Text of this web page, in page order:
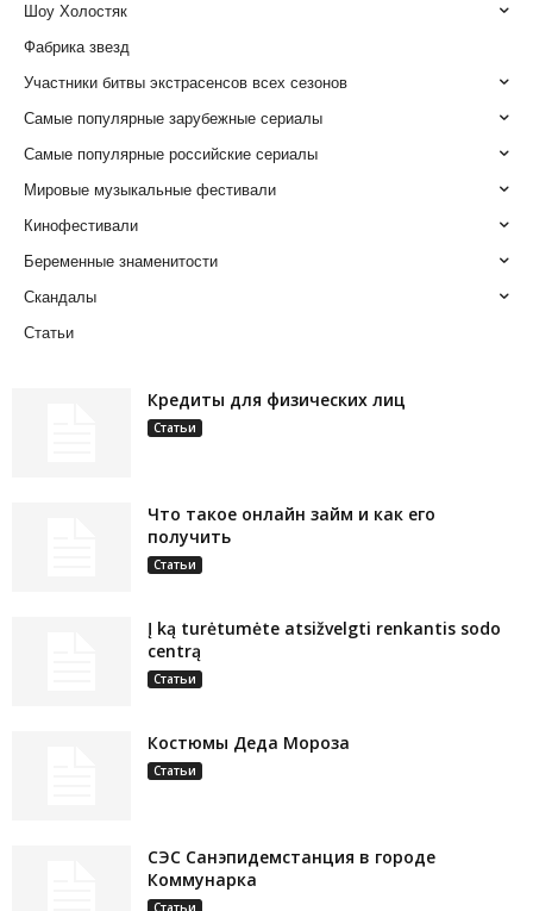
Шоу Холостяк
Фабрика звезд
Участники битвы экстрасенсов всех сезонов
Самые популярные зарубежные сериалы
Самые популярные российские сериалы
Мировые музыкальные фестивали
Кинофестивали
Беременные знаменитости
Скандалы
Статьи
Кредиты для физических лиц
Статьи
Что такое онлайн займ и как его
получить
Статьи
Į ką turėtumėte atsižvelgti renkantis sodo
centrą
Статьи
Костюмы Деда Мороза
Статьи
СЭС Санэпидемстанция в городе
Коммунарка
Статьи